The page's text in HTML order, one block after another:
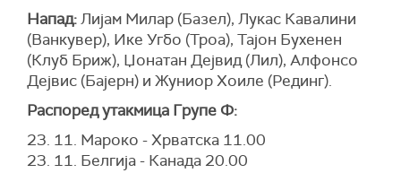
Напад:Лијам Милар (Базел), Лукас Кавалини
(Ванкувер), Ике Угбо (Троа), Тајон Бухенен
(Клуб Бриж), Џонатан Дејвид (Лил), Алфонсо
Дејвис (Бајерн) и Жуниор Хоиле (Рединг).
Распоред утакмица Групе Ф:
23. 11. Мароко - Хрватска 11.00
23. 11. Белгија - Канада 20.00